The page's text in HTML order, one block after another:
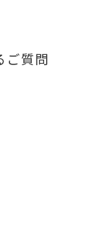
ご質問